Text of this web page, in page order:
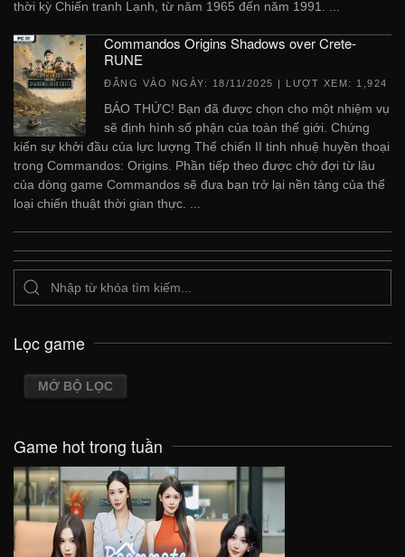
thời kỳ Chiến tranh Lạnh, từ năm 1965 đến năm 1991. ...
Commandos Origins Shadows over Crete-
RUNE
ĐĂNG VÀO NGÀY: 18/11/2025 | LƯỢT XEM: 1,924
BÁO THỨC! Bạn đã được chọn cho một nhiệm vụ
sẽ định hình số phận của toàn thế giới. Chứng
kiến ​​sự khởi đầu của lực lượng Thế chiến II tinh nhuệ huyền thoại
trong Commandos: Origins. Phần tiếp theo được chờ đợi từ lâu
của dòng game Commandos sẽ đưa bạn trở lại nền tảng của thể
loại chiến thuật thời gian thực. ...
Lọc game
MỞ BỘ LỌC
Game hot trong tuần
VIEW